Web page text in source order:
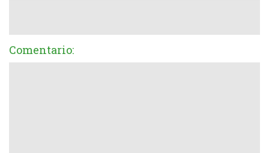
Comentario: